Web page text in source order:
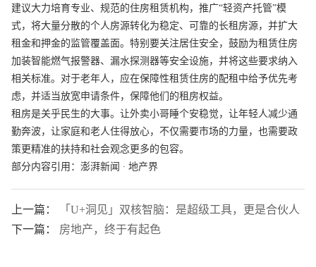
建议大力培育专业、规范的住房租赁机构，推广“轻资产托管”模
式，将大量分散的个人房源转化为稳定、可靠的长租房源，并扩大
租金和押金的监管覆盖面。特别要关注居住安全，鼓励为租赁住房
加装智能燃气报警器、漏水探测器等安全设施，并将这些要求纳入
相关标准。对于老年人，应在保障性租赁住房的配租中给予优先考
虑，并适当放宽申请条件，保障他们的租房权益。
租房是关乎民生的大事。让外卖小哥睡个安稳觉，让年轻人减少通
勤奔波，让家庭和老人住得放心，不仅需要市场的力量，也需要政
策更精准的扶持和社会观念更多的包容。
部分内容引用：澎湃新闻 ∙ 地产界
上一篇：
「U+洞见」双核智脑：是超级工具，更是合伙人
下一篇： 房地产，终于有起色